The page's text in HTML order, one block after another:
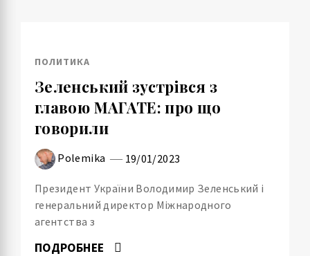
ПОЛИТИКА
Зеленський зустрівся з
главою МАГАТЕ: про що
говорили
Polemika 19/01/2023
Президент України Володимир Зеленський і
генеральний директор Міжнародного
агентства з
ПОДРОБНЕЕ